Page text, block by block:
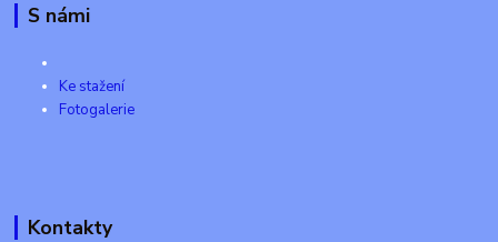
S námi
Ke stažení
Fotogalerie
Kontakty